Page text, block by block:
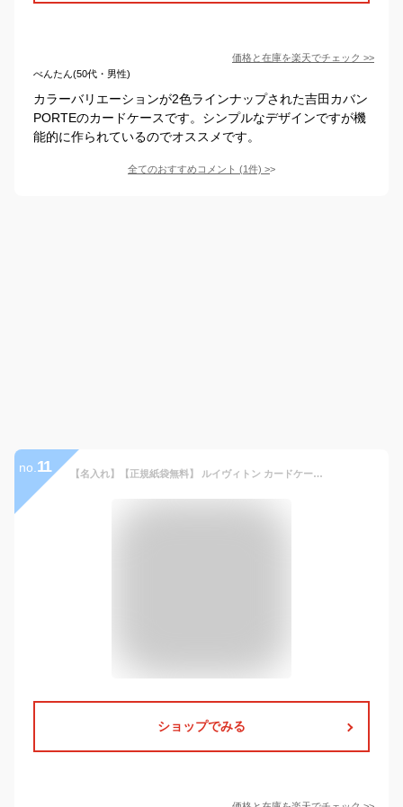
価格と在庫を楽天でチェック >>
べんたん(50代・男性)
カラーバリエーションが2色ラインナップされた吉田カバン
PORTEのカードケースです。シンプルなデザインですが機
能的に作られているのでオススメです。
全てのおすすめコメント (1件) >
no. 11 【名入れ】【正規紙袋無料】 ルイヴィトン カードケース メンズ 名刺入れ モノグラム エンボス オーガナイザー ドゥ ポッシュ ノワール M69044 LOUIS VUITTON ルイ・ヴィトン 新品 正規品 ギフト 2024年 通販 ルイビトン ビトン 誕生日プレゼント
ショップでみる